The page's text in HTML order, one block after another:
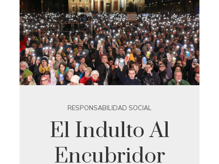
RESPONSABILIDAD SOCIAL
El Indulto Al
Encubridor